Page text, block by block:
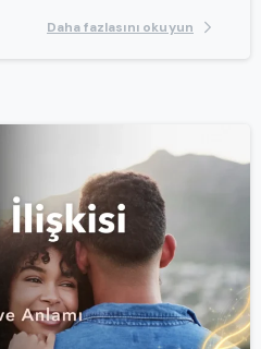
Daha fazlasını okuyun